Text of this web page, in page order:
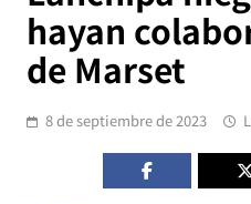
hayan
de Marset
8 de septiembre de 2023